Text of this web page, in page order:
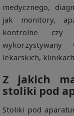
medycznego,
jak monitory,
kontrolne czy
lekarskich,
Z jakich
stoliki pod
Stoliki pod